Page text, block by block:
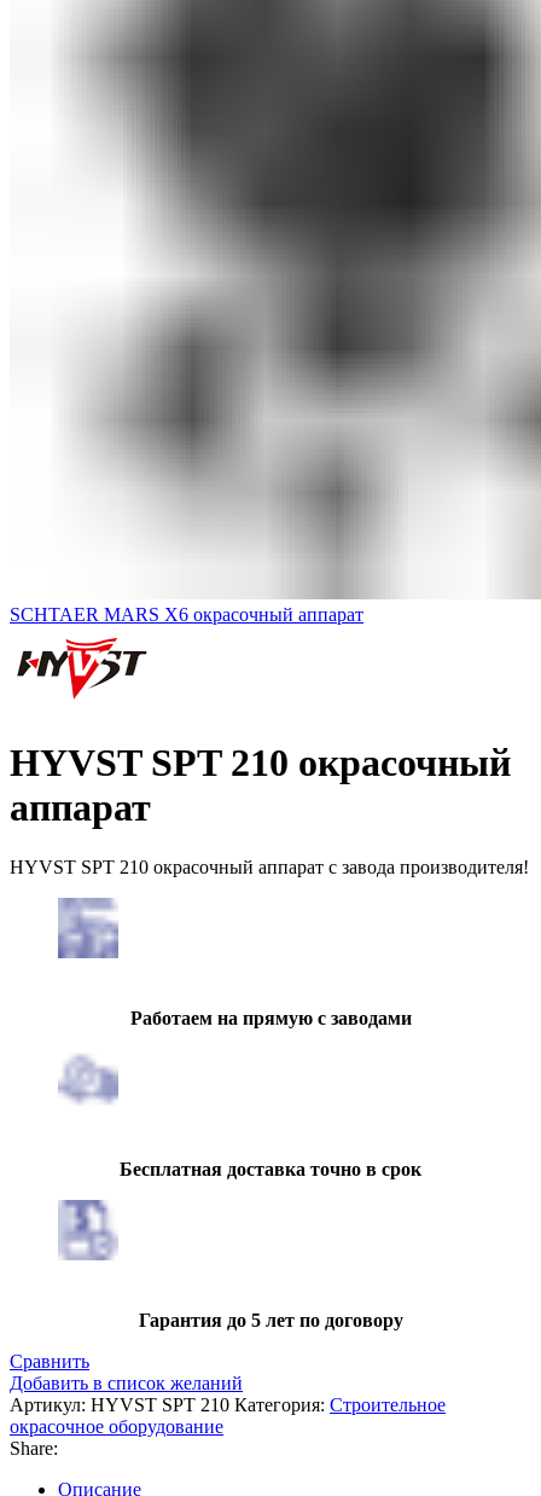
SCHTAER MARS X6 окрасочный аппарат
HYVST SPT 210 окрасочный
аппарат
HYVST SPT 210 окрасочный аппарат с завода производителя!
Работаем на прямую с заводами
Бесплатная доставка точно в срок
Гарантия до 5 лет по договору
Сравнить
Добавить в список желаний
Артикул: HYVST SPT 210 Категория: Строительное
окрасочное оборудование
Share:
Описание